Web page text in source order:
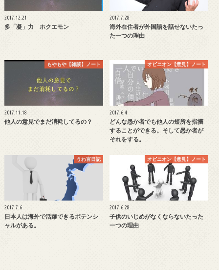
2017.12.21
多「凝」力 ホクエモン
2017.7.28
海外在住者が外国語を話せないたっ
た一つの理由
もやもや【雑談】ノート
2017.11.18
他人の意見でまだ消耗してるの？
オピニオン【意見】ノート
2017.6.4
どんな愚か者でも他人の短所を指摘
することができる。そして愚か者が
それをする。
うわ言日記
2017.7.6
日本人は海外で活躍できるポテンシ
ャルがある。
オピニオン【意見】ノート
2017.6.28
子供のいじめがなくならないたった
一つの理由